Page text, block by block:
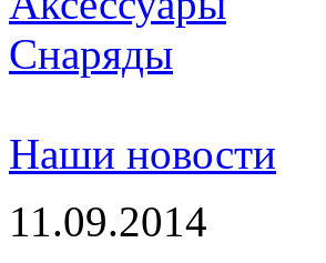
Снаряды
Наши новости
11.09.2014